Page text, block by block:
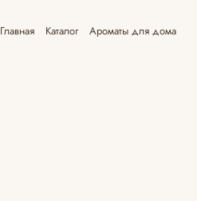
Главная Каталог Ароматы для дома